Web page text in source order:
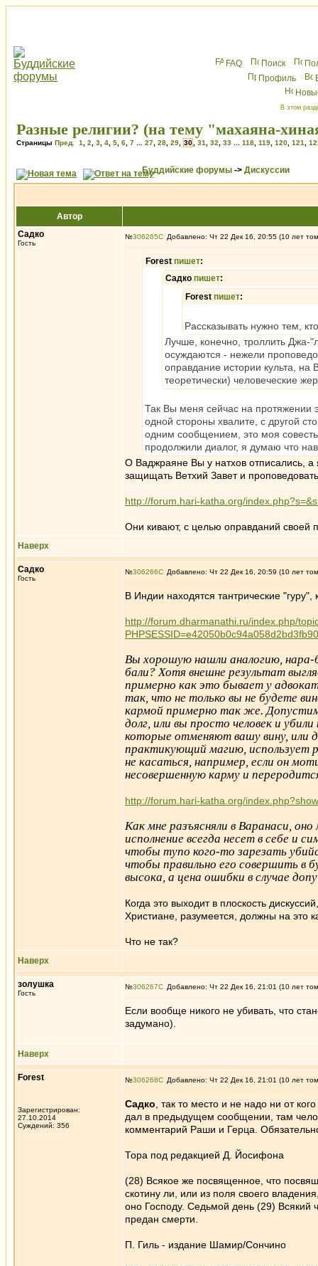
FAQ Поиск
Профиль
В этом
Разные религии? (на тему "махаяна-
Страницы Пред. 1 2 3 4 5 6 7 27 28 29 30 31 32 33 118 119 120 121
Буддийские форумы -> Дискуссии
Автор
Садко
Гость
№306265 Добавлено: Чт 22 Дек 16, 20:55 (10 лет
Forest пишет:
Садко пишет:
Forest пишет:
Рассказывать нужно тем,
Лучше, конечно, троллить Джа-
осуждаются - нежели
оправдание истории культа,
теоретически) человеческие
Так Вы меня сейчас на протяжении
одной стороны хвалите, с другой
одним сообщением, это моя
продолжили диалог, я думаю что
О Ваджраяне Вы у натхов отписались, а
защищать Ветхий Завет и
http://forum.hari-katha.org/
Они кивают, с целью оправданий своей
Наверх
Садко
Гость
№306266 Добавлено: Чт 22 Дек 16, 20:59 (10 лет
В Индии находятся тантрические
http://forum.dharmanathi.ru/index.php/
Вы хорошую нашли аналогию, нара-
бали? Хотя внешне результат
примерно как это бывает у
так, что не только вы не будете
кармой примерно так же.
долг, или вы просто человек и
которые отменяют вашу вину,
практикующий магию, использует
не касаться, например, если он
несовершенную карму и
http://forum.hari-katha.org/
Как мне разъясняли в Варанаси,
исполнение всегда несет в себе и
чтобы тупо кого-то зарезать
чтобы правильно его совершить в
высока, а цена ошибки в случае
Когда это выходит в плоскость
Христиане, разумеется, должны на это
Что не так?
Наверх
золушка
Гость
№306267 Добавлено: Чт 22 Дек 16, 21:01 (10 лет
Если вообще никого не убивать, что
задумано).
Наверх
Forest
Зарегистрирован:
27.10.2014
Суждений: 356
№306268 Добавлено: Чт 22 Дек 16, 21:01 (10 лет
Садко , так то место и не надо ни от
дал в предыдущем сообщении, там
комментарий Раши и Герца.
Тора под редакцией Д. Йосифона
(28) Всякое же посвященное, что
скотину ли, или из поля своего
оно Господу. Седьмой день (29) Всякий
предан смерти.
П. Гиль - издание Шамир/Сончино